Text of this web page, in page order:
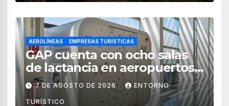
AEROLÍNEAS EMPRESAS TURÍSTICAS
GAP cuenta con ocho salas
de lactancia en aeropuertos
de México
7 DE AGOSTO DE 2026 ENTORNO
TURÍSTICO